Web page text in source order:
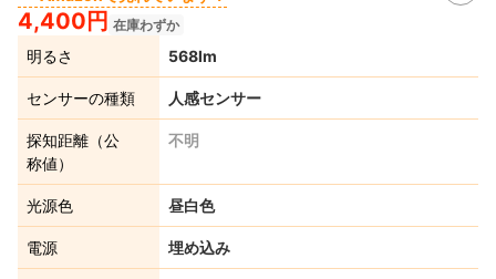
4,400円 在庫わずか
明るさ 568lm
センサーの種類 人感センサー
探知距離（公
称値）
不明
光源色 昼白色
電源 埋め込み